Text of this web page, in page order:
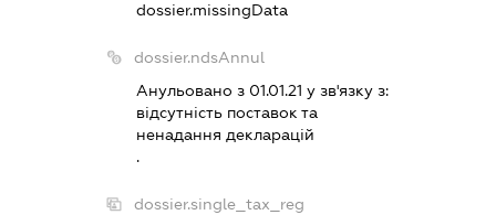
dossier.missingData
dossier.ndsAnnul
Анульовано з 01.01.21 у зв'язку з:
вiдсутнiсть поставок та
ненадання декларацiй
.
dossier.single_tax_reg